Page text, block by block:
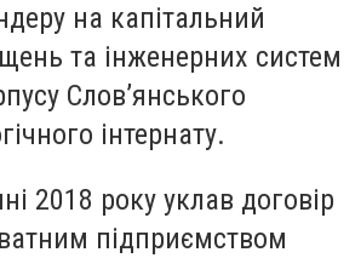
на капітальний
та інженерних систем
Слов’янського
інтернату.
2018 року уклав договір
підприємством